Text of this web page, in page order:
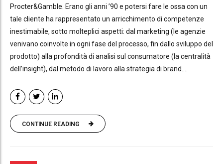
Procter&Gamble. Erano gli anni ’90 e potersi fare le ossa con un
tale cliente ha rappresentato un arricchimento di competenze
inestimabile, sotto molteplici aspetti: dal marketing (le agenzie
venivano coinvolte in ogni fase del processo, fin dallo sviluppo del
prodotto) alla profondità di analisi sul consumatore (la centralità
dell’insight), dal metodo di lavoro alla strategia di brand....
CONTINUE READING